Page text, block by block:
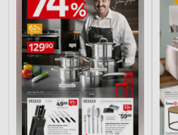
Informationen identifizieren
Nicht-IAB-Verarbeitungszwecke:
Notwendig
Performance
Funktional